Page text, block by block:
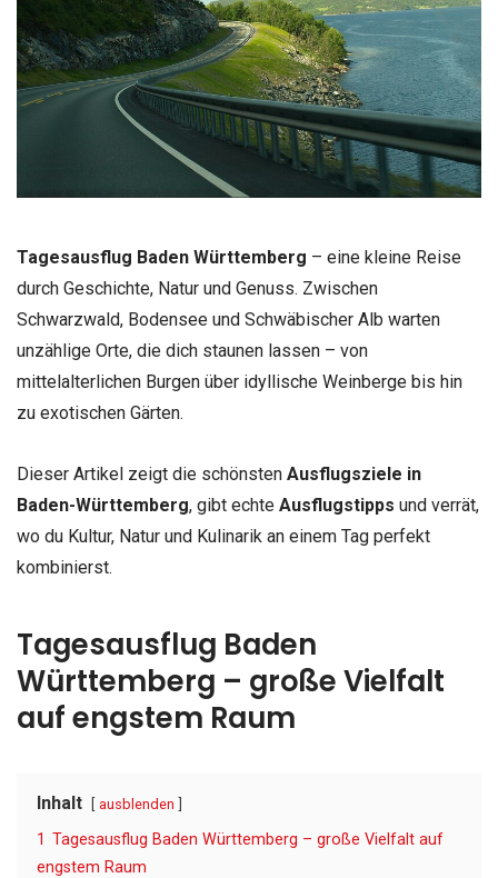
Tagesausflug Baden Württemberg – eine kleine Reise
durch Geschichte, Natur und Genuss. Zwischen
Schwarzwald, Bodensee und Schwäbischer Alb warten
unzählige Orte, die dich staunen lassen – von
mittelalterlichen Burgen über idyllische Weinberge bis hin
zu exotischen Gärten.
Dieser Artikel zeigt die schönsten Ausflugsziele in
Baden-Württemberg, gibt echte Ausflugstipps und verrät,
wo du Kultur, Natur und Kulinarik an einem Tag perfekt
kombinierst.
Tagesausflug Baden
Württemberg – große Vielfalt
auf engstem Raum
Inhalt ausblenden
1 Tagesausflug Baden Württemberg – große Vielfalt auf
engstem Raum